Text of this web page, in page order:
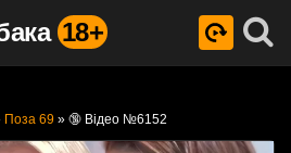
18+
Поза 69 » 🔞 Відео №6152